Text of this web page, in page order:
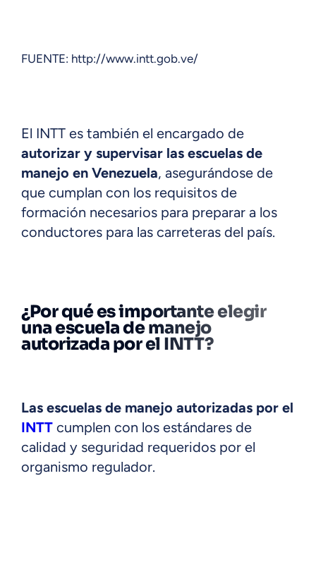
FUENTE: http://www.intt.gob.ve/
El INTT es también el encargado de
autorizar y supervisar las escuelas de
manejo en Venezuela, asegurándose de
que cumplan con los requisitos de
formación necesarios para preparar a los
conductores para las carreteras del país.
¿Por qué es importante elegir
una escuela de manejo
autorizada por el INTT?
Las escuelas de manejo autorizadas por el
INTT cumplen con los estándares de
calidad y seguridad requeridos por el
organismo regulador.